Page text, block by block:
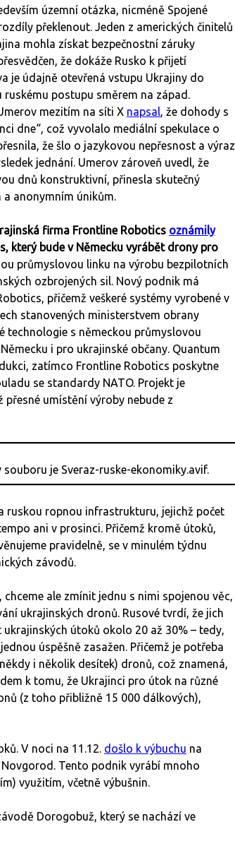
územní otázka, nicméně Spojené
překlenout. Jeden z amerických činitelů
mohla získat bezpečnostní záruky
že dokáže Rusko k přijetí
je údajně otevřená vstupu Ukrajiny do
postupu směrem na západ.
mezitím na síti X napsal, že dohody s
dne“, což vyvolalo mediální spekulace o
že šlo o jazykovou nepřesnost a výraz
jednání. Umerov zároveň uvedl, že
dnů konstruktivní, přinesla skutečný
a anonymním únikům.
firma Frontline Robotics oznámily
který bude v Německu vyrábět drony pro
průmyslovou linku na výrobu bezpilotních
ozbrojených sil. Nový podnik má
přičemž veškeré systémy vyrobené v
stanovených ministerstvem obrany
technologie s německou průmyslovou
i pro ukrajinské občany. Quantum
zatímco Frontline Robotics poskytne
se standardy NATO. Projekt je
umístění výroby nebude z
ruskou ropnou infrastrukturu, jejichž počet
ani v prosinci. Přičemž kromě útoků,
pravidelně, se v minulém týdnu
závodů.
ale zmínit jednu s nimi spojenou věc,
ukrajinských dronů. Rusové tvrdí, že jich
útoků okolo 20 až 30% – tedy,
úspěšně zasažen. Přičemž je potřeba
i několik desítek) dronů, což znamená,
k tomu, že Ukrajinci pro útok na různé
(z toho přibližně 15 000 dálkových),
V noci na 11.12. došlo k výbuchu na
Tento podnik vyrábí mnoho
využitím, včetně výbušnin.
Dorogobuž, který se nachází ve